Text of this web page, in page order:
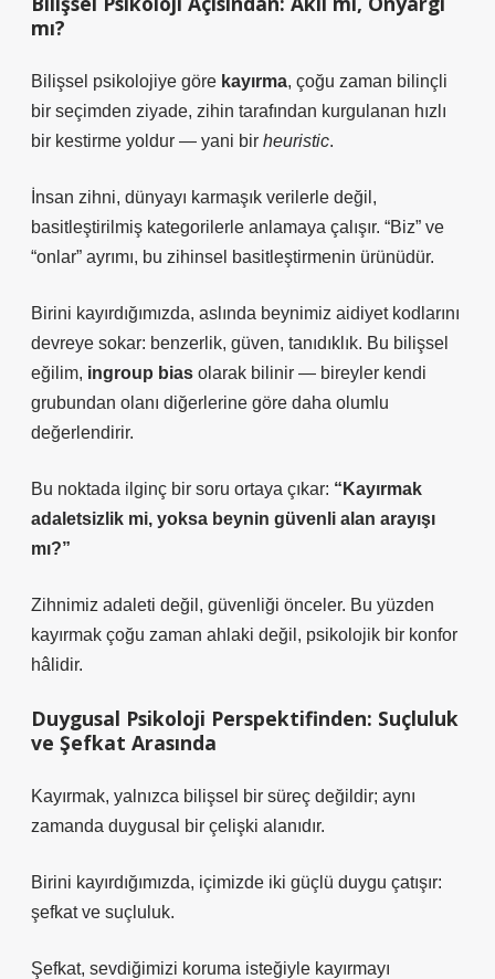
mı?
Bilişsel psikolojiye göre kayırma, çoğu zaman bilinçli
bir seçimden ziyade, zihin tarafından kurgulanan hızlı
bir kestirme yoldur — yani bir heuristic.
İnsan zihni, dünyayı karmaşık verilerle değil,
basitleştirilmiş kategorilerle anlamaya çalışır. “Biz” ve
“onlar” ayrımı, bu zihinsel basitleştirmenin ürünüdür.
Birini kayırdığımızda, aslında beynimiz aidiyetkodlarını
devreye sokar: benzerlik, güven, tanıdıklık. Bu bilişsel
eğilim, ingroup bias olarak bilinir — bireyler kendi
grubundan olanı diğerlerine göre daha olumlu
değerlendirir.
Bu noktada ilginç bir soru ortaya çıkar: “Kayırmak
adaletsizlik mi, yoksa beynin güvenli alan arayışı
mı?”
Zihnimiz adaleti değil, güvenliği önceler. Bu yüzden
kayırmak çoğu zaman ahlaki değil, psikolojik bir konfor
hâlidir.
Duygusal Psikoloji Perspektifinden: Suçluluk
ve Şefkat Arasında
Kayırmak, yalnızca bilişsel bir süreç değildir; aynı
zamanda duygusal bir çelişki alanıdır.
Birini kayırdığımızda, içimizde iki güçlü duygu çatışır:
şefkatve suçluluk.
Şefkat, sevdiğimizi koruma isteğiyle kayırmayı